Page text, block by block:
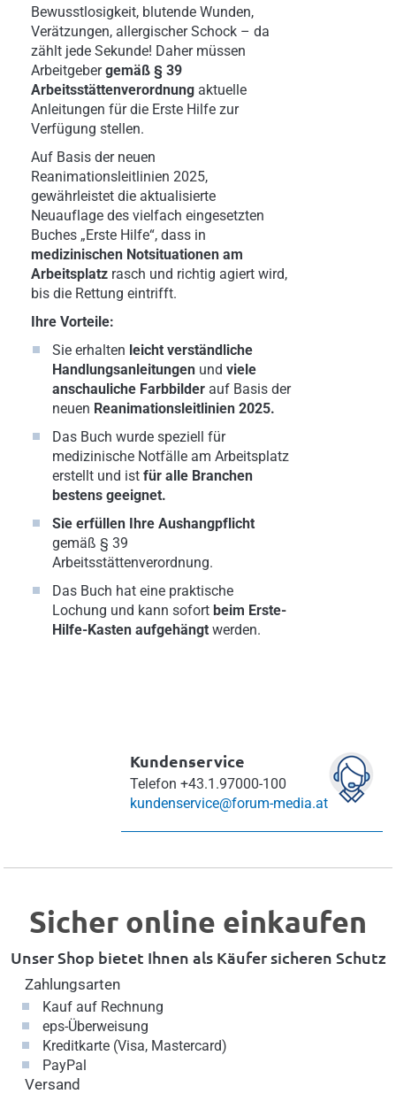
Bewusstlosigkeit, blutende Wunden,
Verätzungen, allergischer Schock – da
zählt jede Sekunde! Daher müssen
Arbeitgebergemäß § 39
Arbeitsstättenverordnung aktuelle
Anleitungen für die Erste Hilfe zur
Verfügung stellen.
Auf Basis der neuen
Reanimationsleitlinien 2025,
gewährleistet die aktualisierte
Neuauflage des vielfach eingesetzten
Buches „Erste Hilfe“, dass in
medizinischen Notsituationen am
Arbeitsplatz rasch und richtig agiert wird,
bis die Rettung eintrifft.
Ihre Vorteile:
Sie erhalten leicht verständliche
Handlungsanleitungen und viele
anschauliche Farbbilder auf Basis der
neuen Reanimationsleitlinien 2025.
Das Buch wurde speziell für
medizinische Notfälle am Arbeitsplatz
erstellt und ist für alle Branchen
bestens geeignet.
Sie erfüllen Ihre Aushangpflicht
gemäß § 39
Arbeitsstättenverordnung.
Das Buch hat eine praktische
Lochung und kann sofort beim Erste-
Hilfe-Kasten aufgehängt werden.
Kundenservice
Telefon +43.1.97000-100
kundenservice@forum-media.at
Sicher online einkaufen
Unser Shop bietet Ihnen als Käufer sicheren Schutz
Zahlungsarten
Kauf auf Rechnung
eps-Überweisung
Kreditkarte (Visa, Mastercard)
PayPal
Versand